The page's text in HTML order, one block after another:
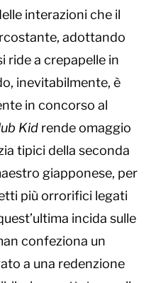
interazioni che il
adottando
ride a crepapelle in
inevitabilmente, è
in concorso al
Kid rende omaggio
tipici della seconda
giapponese, per
più orrorifici legati
incida sulle
confeziona un
a una redenzione